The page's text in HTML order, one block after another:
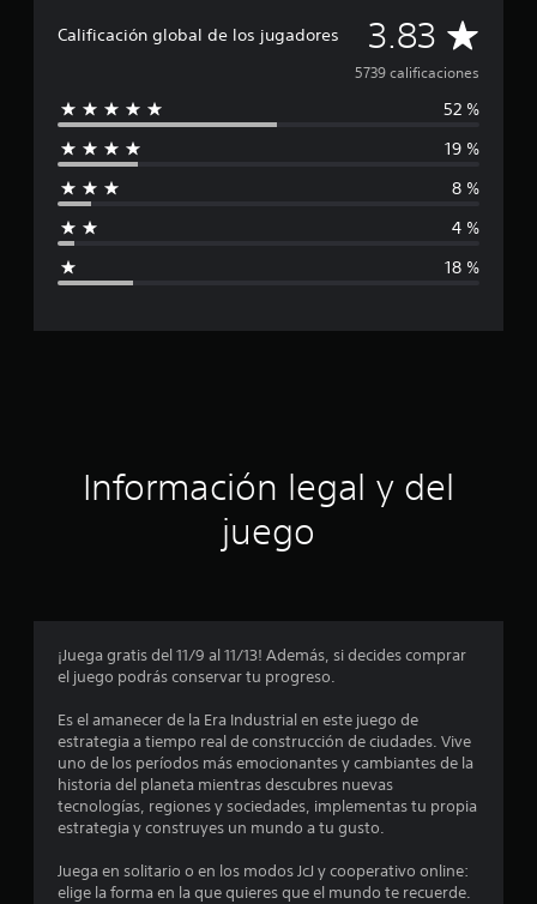
Calificación global de los jugadores 3.83 C
a
l
a
ó
o
e
o
5739 calificaciones
52 %
19 %
8 %
4 %
18 %
Información legal y del
juego
¡Juega gratis del 11/9 al 11/13! Además, si decides comprar
el juego podrás conservar tu progreso.
Es el amanecer de la Era Industrial en este juego de
estrategia a tiempo real de construcción de ciudades. Vive
uno de los períodos más emocionantes y cambiantes de la
historia del planeta mientras descubres nuevas
tecnologías, regiones y sociedades, implementas tu propia
estrategia y construyes un mundo a tu gusto.
Juega en solitario o en los modos JcJ y cooperativo online:
elige la forma en la que quieres que el mundo te recuerde.